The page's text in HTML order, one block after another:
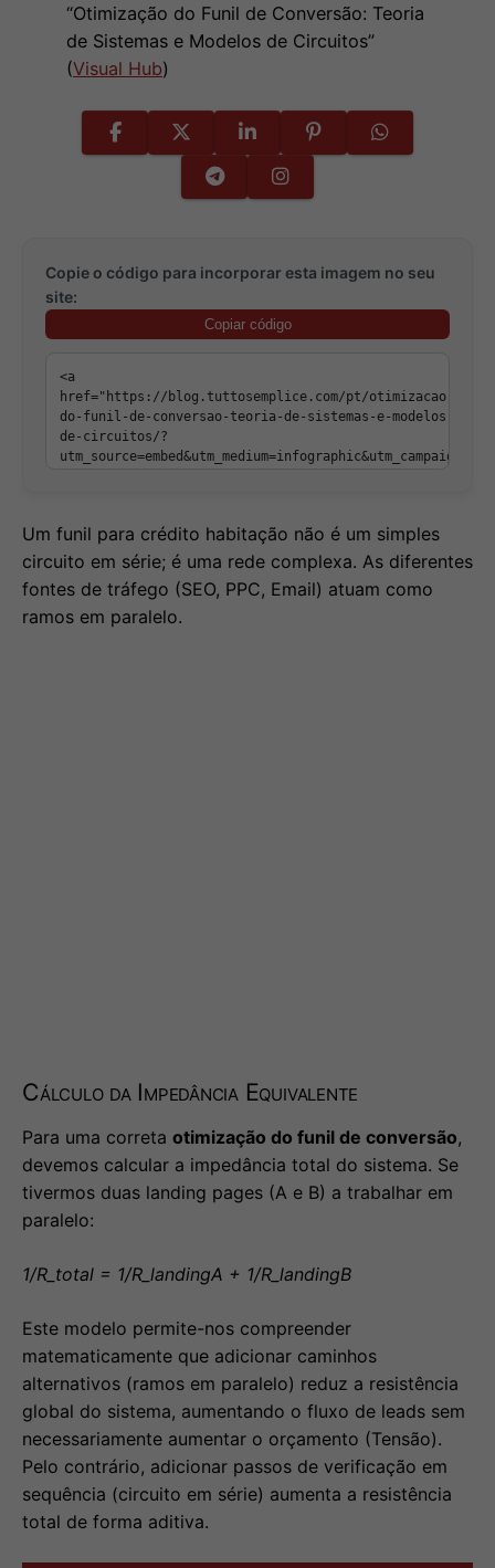
“Otimização do Funil de Conversão: Teoria
de Sistemas e Modelos de Circuitos”
(Visual Hub)
Copie o código para incorporar esta imagem no seu
site:
Copiar código
Um funil para crédito habitação não é um simples
circuito em série; é uma rede complexa. As diferentes
fontes de tráfego (SEO, PPC, Email) atuam como
ramos em paralelo.
Cálculo da Impedância Equivalente
Para uma correta otimização do funil de conversão,
devemos calcular a impedância total do sistema. Se
tivermos duas landing pages (A e B) a trabalhar em
paralelo:
1/R_total = 1/R_landingA + 1/R_landingB
Este modelo permite-nos compreender
matematicamente que adicionar caminhos
alternativos (ramos em paralelo) reduz a resistência
global do sistema, aumentando o fluxo de leads sem
necessariamente aumentar o orçamento (Tensão).
Pelo contrário, adicionar passos de verificação em
sequência (circuito em série) aumenta a resistência
total de forma aditiva.